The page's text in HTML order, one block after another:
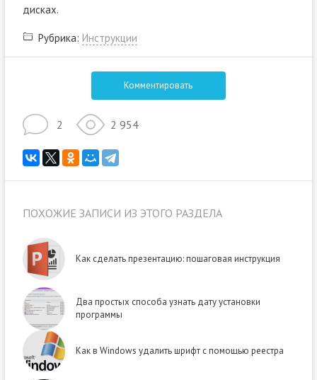
дисках.
Рубрика: Инструкции
Комментировать
2 2 954
ПОХОЖИЕ ЗАПИСИ ИЗ ЭТОГО РАЗДЕЛА
Как сделать презентацию: пошаговая инструкция
Два простых способа узнать дату установки
программы
Как в Windows удалить шрифт с помощью реестра